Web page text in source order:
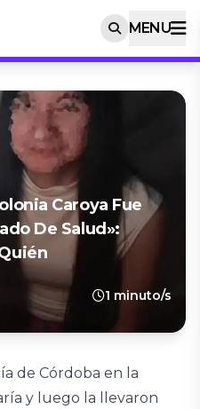
MENU
Caroya Fue
De Salud»:
1 minuto/s
de Córdoba en la
y luego la llevaron